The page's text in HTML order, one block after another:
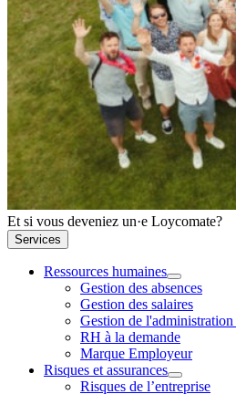
Et si vous deveniez un·e Loycomate?
Services
Ressources humaines
Gestion des absences
Gestion des salaires
Gestion de
RH à la demande
Marque Employeur
Risques et assurances
Risques de l’entreprise